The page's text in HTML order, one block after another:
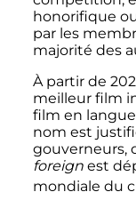
honorifique
par les
majorité des
À partir de
meilleur film
film en
nom est
gouverneurs,
foreignest
mondiale du